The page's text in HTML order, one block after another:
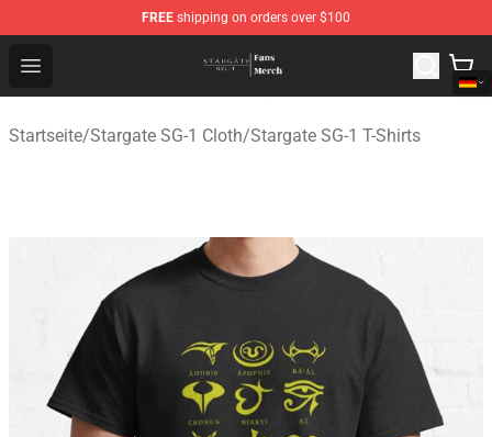
FREE shipping on orders over $100
Open menu
Stargate SG-1 Store - Official Stargate SG-1
Startseite/Stargate SG-1 Cloth/Stargate SG-1 T-Shirts